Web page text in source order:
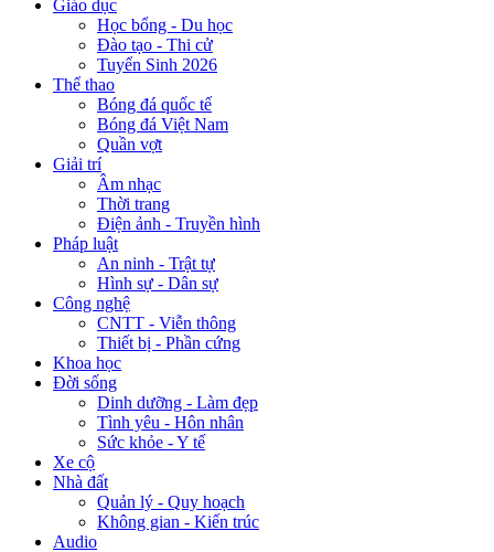
Giáo dục
Học bổng - Du học
Đào tạo - Thi cử
Tuyển Sinh 2026
Thể thao
Bóng đá quốc tế
Bóng đá Việt Nam
Quần vợt
Giải trí
Âm nhạc
Thời trang
Điện ảnh - Truyền hình
Pháp luật
An ninh - Trật tự
Hình sự - Dân sự
Công nghệ
CNTT - Viễn thông
Thiết bị - Phần cứng
Khoa học
Đời sống
Dinh dưỡng - Làm đẹp
Tình yêu - Hôn nhân
Sức khỏe - Y tế
Xe cộ
Nhà đất
Quản lý - Quy hoạch
Không gian - Kiến trúc
Audio